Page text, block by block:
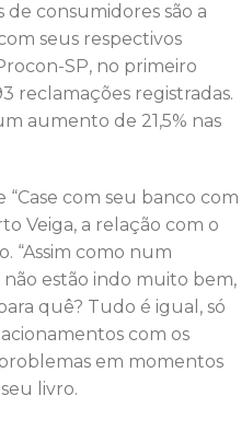
de consumidores são a
seus respectivos
SP, no primeiro
reclamações registradas.
aumento de 21,5% nas
com seu banco com
Veiga, a relação com o
“Assim como num
não estão indo muito bem,
quê? Tudo é igual, só
com os
em momentos
livro.